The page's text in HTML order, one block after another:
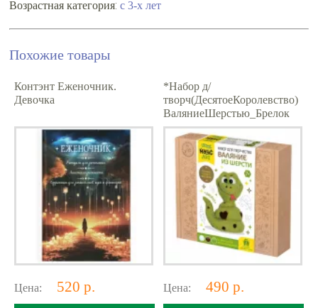
Возрастная категория:с 3-х лет
Похожие товары
Контэнт Еженочник.
Девочка
Цена: 520 р.
*Набор д/
творч(ДесятоеКоролевство)
ВаляниеШерстью_Брелок
Змейка [2цвета шерсти,игла
д/валяния,глазки
Цена: 490 р.